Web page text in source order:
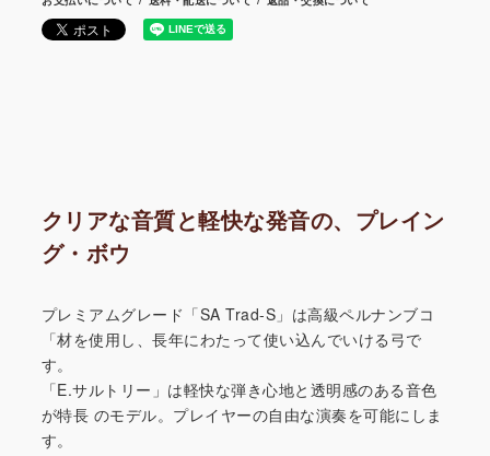
クリアな音質と軽快な発音の、プレイン
グ・ボウ
プレミアムグレード「SA Trad-S」は高級ペルナンブコ
「材を使用し、長年にわたって使い込んでいける弓で
す。
「E.サルトリー」は軽快な弾き心地と透明感のある音色
が特長 のモデル。プレイヤーの自由な演奏を可能にしま
す。